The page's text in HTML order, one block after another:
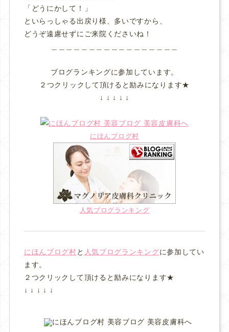
「どうにかして！」
といらっしゃる出戻り様、多いですから、
どうぞ遠慮せずにご来院くださいね！
ブログランキングに参加しています。
２つクリックして頂けると励みになります★
↓ ↓ ↓ ↓ ↓
にほんブログ村
人気ブログランキング
にほんブログ村と 人気ブログランキングに参加してい
ます。
２つクリックして頂けると励みになります★
↓ ↓ ↓ ↓ ↓